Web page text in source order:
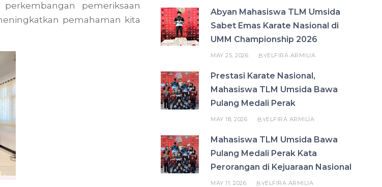
pemeriksaan
pemahaman kita
Abyan Mahasiswa TLM Umsida
Sabet Emas Karate Nasional di
UMM Championship 2026
MAY 25, 2026 BYELFIRA ARMILIA
Prestasi Karate Nasional,
Mahasiswa TLM Umsida Bawa
Pulang Medali Perak
MAY 18, 2026 BYELFIRA ARMILIA
Mahasiswa TLM Umsida Bawa
Pulang Medali Perak Kata
Perorangan di Kejuaraan Nasional
MAY 11, 2026 BYELFIRA ARMILIA